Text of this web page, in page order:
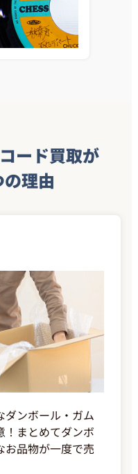
ード買取が
理由
ダンボール・ガム
！まとめてダンボ
お品物が一度で売